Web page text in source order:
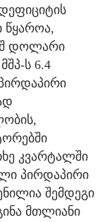
წყაროა,
დოლარი
ს 6.4
კვარტალში
პირდაპირი
შემდეგი
მთლიანი